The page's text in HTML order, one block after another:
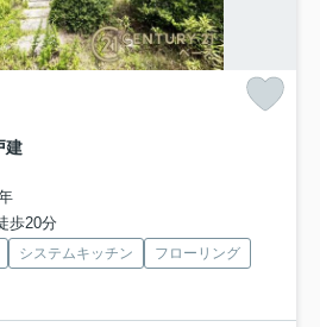
建
歩20分
システムキッチン
フローリング